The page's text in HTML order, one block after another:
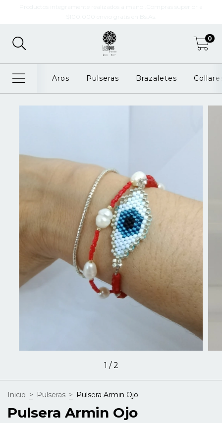
0
Aros Pulseras Brazaletes
1 /2
Inicio > Pulseras > Pulsera Armin Ojo
Pulsera Armin Ojo